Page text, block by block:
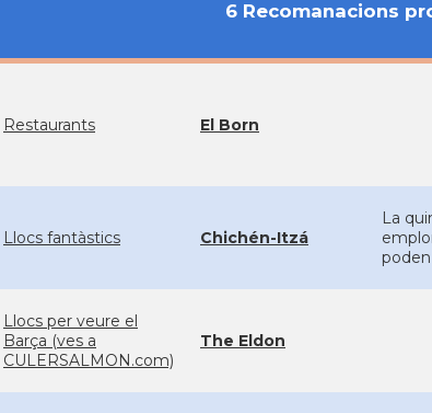
6 Recomanacions
Restaurants El Born
Llocs fantàstics Chichén-Itzá
La
Llocs per veure el
Barça (ves a
CULERSALMON.com)
The Eldon